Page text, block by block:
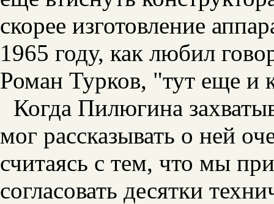
скорее изготовление
1965 году, как любил
Роман Турков, "тут еще и
Когда Пилюгина
мог рассказывать о ней
считаясь с тем, что мы
согласовать десятки